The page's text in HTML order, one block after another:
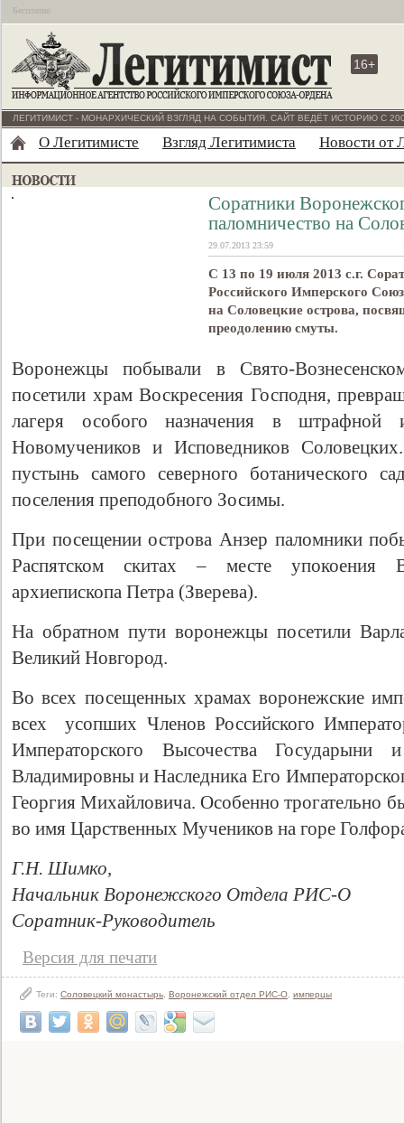
Бесплатно
16+
ЛЕГИТИМИСТ - МОНАРХИЧЕСКИЙ ВЗГЛЯД НА СОБЫТИЯ. САЙТ ВЕДЁТ ИСТОРИЮ С
О Легитимисте Взгляд Легитимиста Новости от
Соратники
паломничество на
29.07.2013 23:59
С 13 по 19 июля 2013 с.г.
Российского Имперского
на Соловецкие острова,
преодолению смуты.
Воронежцы побывали в Свято-
посетили храм Воскресения Господня,
лагеря особого назначения в
Новомучеников и Исповедников
пустынь самого северного ботанического
поселения преподобного Зосимы.
При посещении острова Анзер паломники
Распятском скитах – месте упокоения
архиепископа Петра (Зверева).
На обратном пути воронежцы посетили
Великий Новгород.
Во всех посещенных храмах воронежские
всех усопших Членов Российского
Императорского Высочества
Владимировны и Наследника Его
Георгия Михайловича. Особенно трогательно
во имя Царственных Мучеников на горе
Г.Н. Шимко,
Начальник Воронежского Отдела РИС-О
Соратник-Руководитель
Версия для печати
Теги: Соловецкий монастырь Воронежский отдел РИС-О имперцы